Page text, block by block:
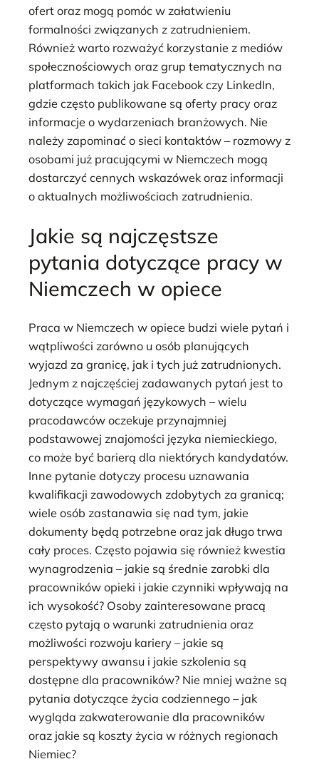
ofert oraz mogą pomóc w załatwieniu
formalności związanych z zatrudnieniem.
Również warto rozważyć korzystanie z mediów
społecznościowych oraz grup tematycznych na
platformach takich jak Facebook czy LinkedIn,
gdzie często publikowane są oferty pracy oraz
informacje o wydarzeniach branżowych. Nie
należy zapominać o sieci kontaktów – rozmowy z
osobami już pracującymi w Niemczech mogą
dostarczyć cennych wskazówek oraz informacji
o aktualnych możliwościach zatrudnienia.
Jakie są najczęstsze
pytania dotyczące pracy w
Niemczech w opiece
Praca w Niemczech w opiece budzi wiele pytań i
wątpliwości zarówno u osób planujących
wyjazd za granicę, jak i tych już zatrudnionych.
Jednym z najczęściej zadawanych pytań jest to
dotyczące wymagań językowych – wielu
pracodawców oczekuje przynajmniej
podstawowej znajomości języka niemieckiego,
co może być barierą dla niektórych kandydatów.
Inne pytanie dotyczy procesu uznawania
kwalifikacji zawodowych zdobytych za granicą;
wiele osób zastanawia się nad tym, jakie
dokumenty będą potrzebne oraz jak długo trwa
cały proces. Często pojawia się również kwestia
wynagrodzenia – jakie są średnie zarobki dla
pracowników opieki i jakie czynniki wpływają na
ich wysokość? Osoby zainteresowane pracą
często pytają o warunki zatrudnienia oraz
możliwości rozwoju kariery – jakie są
perspektywy awansu i jakie szkolenia są
dostępne dla pracowników? Nie mniej ważne są
pytania dotyczące życia codziennego – jak
wygląda zakwaterowanie dla pracowników
oraz jakie są koszty życia w różnych regionach
Niemiec?